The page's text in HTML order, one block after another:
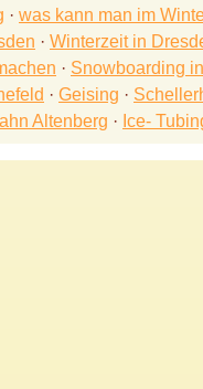
· was kann man im
· Winterzeit in
· Snowboarding
· Geising ·
Altenberg · Ice-